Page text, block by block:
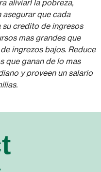
aliviarl la pobreza,
asegurar que cada
credito de ingresos
mas grandes que
ingrezos bajos. Reduce
que ganan de lo mas
y proveen un salario